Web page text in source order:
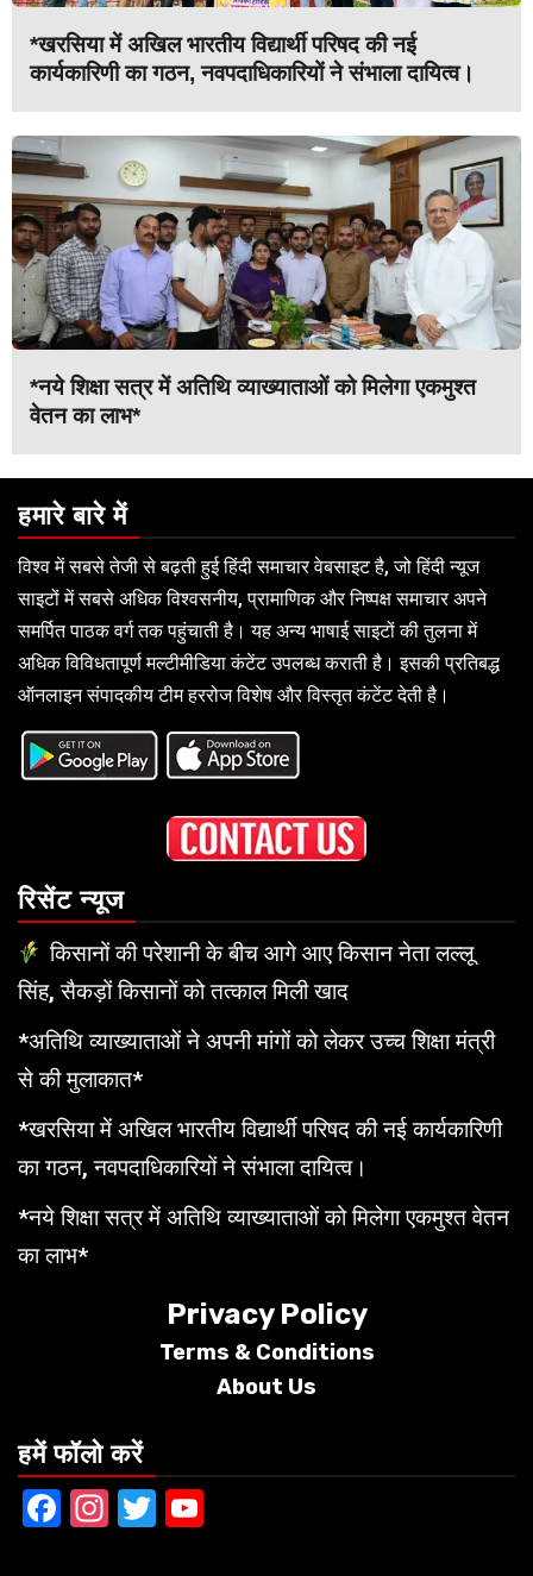
*खरसिया में अखिल भारतीय विद्यार्थी परिषद की नई
कार्यकारिणी का गठन, नवपदाधिकारियों ने संभाला दायित्व।
*नये शिक्षा सत्र में अतिथि व्याख्याताओं को मिलेगा एकमुश्त
वेतन का लाभ*
हमारे बारे में
विश्व में सबसे तेजी से बढ़ती हुई हिंदी समाचार वेबसाइट है, जो हिंदी न्यूज
साइटों में सबसे अधिक विश्वसनीय, प्रामाणिक और निष्पक्ष समाचार अपने
समर्पित पाठक वर्ग तक पहुंचाती है। यह अन्य भाषाई साइटों की तुलना में
अधिक विविधतापूर्ण मल्टीमीडिया कंटेंट उपलब्ध कराती है। इसकी प्रतिबद्ध
ऑनलाइन संपादकीय टीम हररोज विशेष और विस्तृत कंटेंट देती है।
रिसेंट न्यूज
किसानों की परेशानी के बीच आगे आए किसान नेता लल्लू
सिंह, सैकड़ों किसानों को तत्काल मिली खाद
*अतिथि व्याख्याताओं ने अपनी मांगों को लेकर उच्च शिक्षा मंत्री
से की मुलाकात*
*खरसिया में अखिल भारतीय विद्यार्थी परिषद की नई कार्यकारिणी
का गठन, नवपदाधिकारियों ने संभाला दायित्व।
*नये शिक्षा सत्र में अतिथि व्याख्याताओं को मिलेगा एकमुश्त वेतन
का लाभ*
Privacy Policy
Terms & Conditions
About Us
हमें फॉलो करें
Facebook
Instagram
Twitter